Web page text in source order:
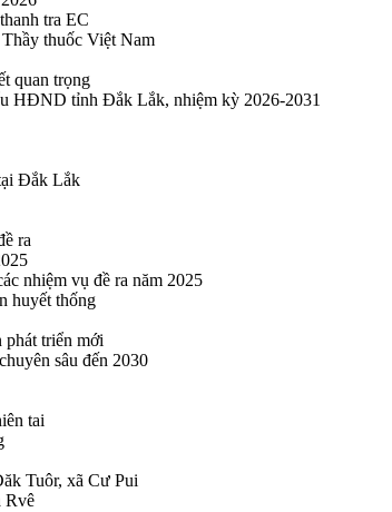
tra EC
thuốc Việt Nam
quan trọng
HĐND tỉnh Đắk Lắk, nhiệm kỳ 2026-2031
Đắk Lắk
ra
nhiệm vụ đề ra năm 2025
huyết thống
triển mới
sâu đến 2030
tai
Tuôr, xã Cư Pui
Rvê